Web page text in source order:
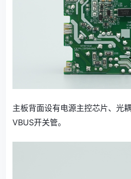
主板背面设有电源主控芯片、光
VBUS开关管。